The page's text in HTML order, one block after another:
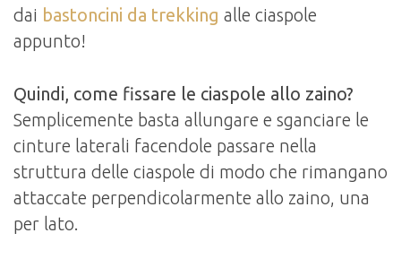
dai bastoncini da trekking alle ciaspole
appunto!
Quindi, come fissare le ciaspole allo zaino?
Semplicemente basta allungare e sganciare le
cinture laterali facendole passare nella
struttura delle ciaspole di modo che rimangano
attaccate perpendicolarmente allo zaino, una
per lato.